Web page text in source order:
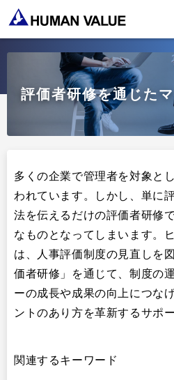
アクセスマップ
ミッション・バリュー
会社からのお知らせ
プライバシーポリシー
エンゲージメント
リーダーシップ
PMI
リサーチ
イベント・セミナー
NEWS
お知らせ
Stories
イベント・セミナー
出版
その他
CONTACT
評価者研修を通じた
多くの企業で管理者を対象と
われています。しかし、単に
法を伝えるだけの評価者研修
なものとなってしまいます。
は、人事評価制度の見直しを
価者研修」を通じて、制度の
ーの成長や成果の向上につな
ントのあり方を革新するサポ
関連するキーワード